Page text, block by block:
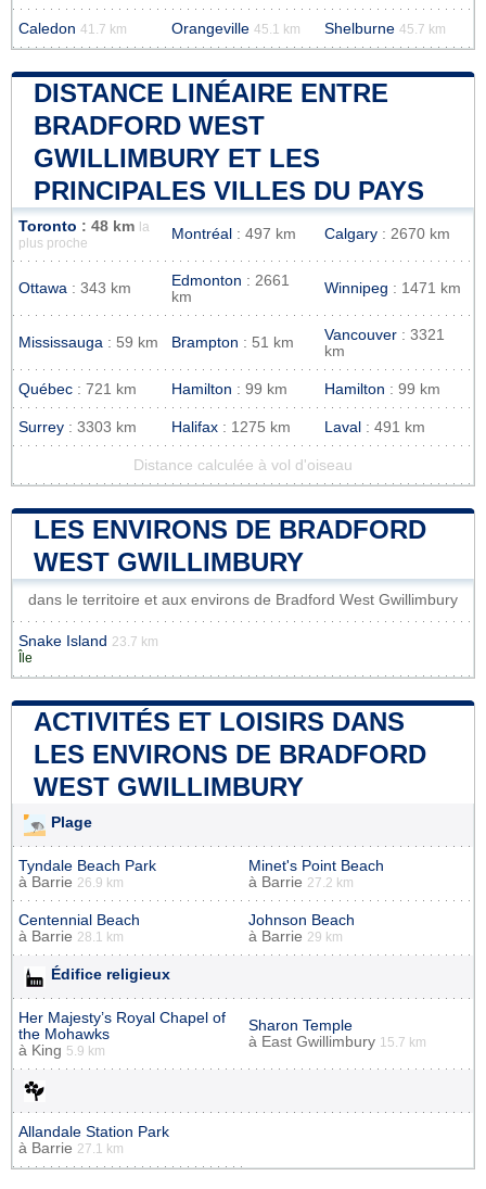
Caledon 41.7 km Orangeville 45.1 km Shelburne 45.7 km
DISTANCE LINÉAIRE ENTRE
BRADFORD WEST
GWILLIMBURY ET LES
PRINCIPALES VILLES DU PAYS
Toronto : 48 km
la
plus proche
Montréal : 497 km Calgary : 2670 km
Ottawa : 343 km Edmonton : 2661
km
Winnipeg : 1471 km
Mississauga : 59 km Brampton : 51 km Vancouver : 3321
km
Québec : 721 km Hamilton : 99 km Hamilton : 99 km
Surrey : 3303 km Halifax : 1275 km Laval : 491 km
Distance calculée à vol d'oiseau
LES ENVIRONS DE BRADFORD
WEST GWILLIMBURY
dans le territoire et aux environs de Bradford West Gwillimbury
Snake Island 23.7 km
Île
ACTIVITÉS ET LOISIRS DANS
LES ENVIRONS DE BRADFORD
WEST GWILLIMBURY
Plage
Tyndale Beach Park
à Barrie 26.9 km
Minet's Point Beach
à Barrie 27.2 km
Centennial Beach
à Barrie 28.1 km
Johnson Beach
à Barrie 29 km
Édifice religieux
Her Majesty’s Royal Chapel of
the Mohawks
à King 5.9 km
Sharon Temple
à East Gwillimbury 15.7 km
Allandale Station Park
à Barrie 27.1 km